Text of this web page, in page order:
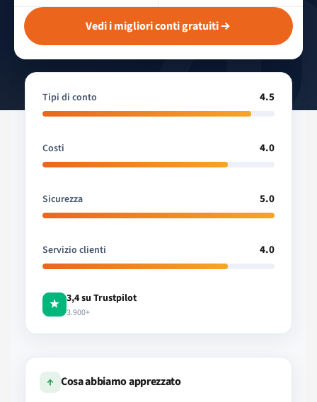
Vedi i migliori conti gratuiti
Tipi di conto 4.5
Costi 4.0
Sicurezza 5.0
Servizio clienti 4.0
★ 3,4 su Trustpilot
3.900+
↑ Cosa abbiamo apprezzato